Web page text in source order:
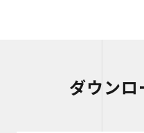
ダウンロ